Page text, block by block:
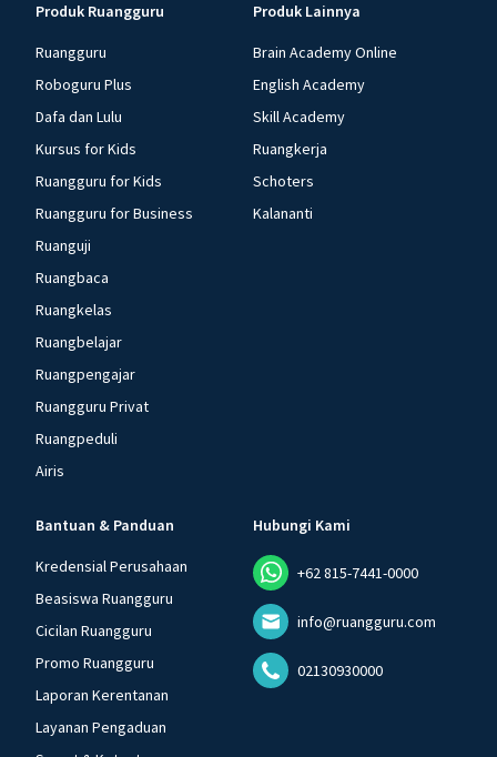
Produk Ruangguru
Ruangguru
Roboguru Plus
Dafa dan Lulu
Kursus for Kids
Ruangguru for Kids
Ruangguru for Business
Ruanguji
Ruangbaca
Ruangkelas
Ruangbelajar
Ruangpengajar
Ruangguru Privat
Ruangpeduli
Airis
Produk Lainnya
Brain Academy Online
English Academy
Skill Academy
Ruangkerja
Schoters
Kalananti
Bantuan & Panduan
Kredensial Perusahaan
Beasiswa Ruangguru
Cicilan Ruangguru
Promo Ruangguru
Laporan Kerentanan
Layanan Pengaduan
Hubungi Kami
+62 815-7441-0000
info@ruangguru.com
02130930000